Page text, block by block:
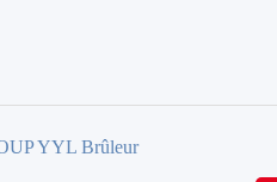
YYL Brûleur